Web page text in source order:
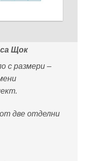
Щок
с размери –
две отделни